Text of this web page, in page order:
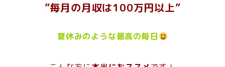
”毎月の月収は100万円以上”
夏休みのような最高の毎日